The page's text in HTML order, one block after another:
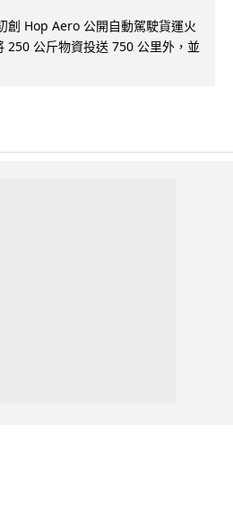
創 Hop Aero 公開自動駕駛貨運火
250 公斤物資投送 750 公里外，並